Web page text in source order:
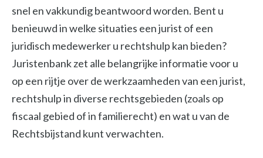
snel en vakkundig beantwoord worden. Bent u
benieuwd in welke situaties een jurist of een
juridisch medewerker u rechtshulp kan bieden?
Juristenbank zet alle belangrijke informatie voor u
op een rijtje over de werkzaamheden van een jurist,
rechtshulp in diverse rechtsgebieden (zoals op
fiscaal gebied of in familierecht) en wat u van de
Rechtsbijstand kunt verwachten.